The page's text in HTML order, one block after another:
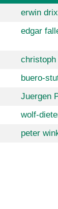
erwin
edgar
christoph
buero-
Juergen
wolf-
peter